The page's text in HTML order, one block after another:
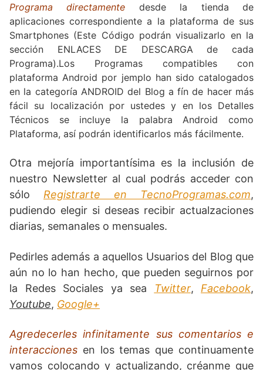
Programa directamente desde la tienda de
aplicaciones correspondiente a la plataforma de sus
Smartphones (Este Código podrán visualizarlo en la
sección ENLACES DE DESCARGA de cada
Programa).Los Programas compatibles con
plataforma Android por jemplo han sido catalogados
en la categoría ANDROID del Blog a fín de hacer más
fácil su localización por ustedes y en los Detalles
Técnicos se incluye la palabra Android como
Plataforma, así podrán identificarlos más fácilmente.
Otra mejoría importantísima es la inclusión de
nuestro Newsletter al cual podrás acceder con
sólo Registrarte en TecnoProgramas.com,
pudiendo elegir si deseas recibir actualzaciones
diarias, semanales o mensuales.
Pedirles además a aquellos Usuarios del Blog que
aún no lo han hecho, que pueden seguirnos por
la Redes Sociales ya sea
Twitter, Facebook,
Youtube, Google+
Agredecerles infinitamente sus comentarios e
interacciones en los temas que continuamente
vamos colocando y actualizando, créanme que